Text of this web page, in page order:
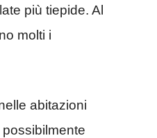
più tiepide. Al
molti i
abitazioni